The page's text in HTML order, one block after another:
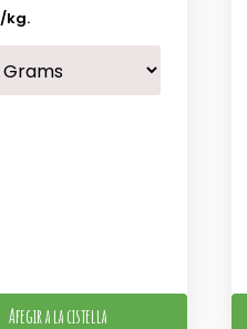
/kg.
Afegir a la cistella